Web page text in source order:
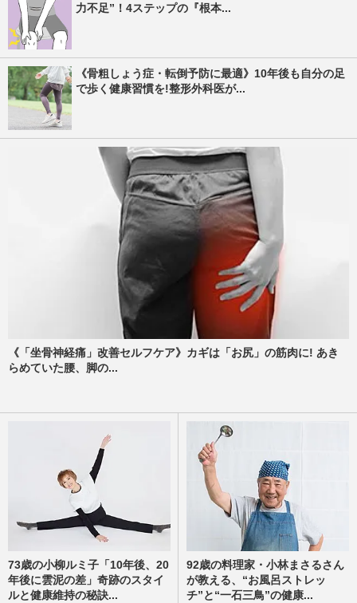
力不足”！4ステップの『根本...
《骨粗しょう症・転倒予防に最適》10年後も自分の足
で歩く健康習慣を!整形外科医が...
《「坐骨神経痛」改善セルフケア》カギは「お尻」の筋肉に! あき
らめていた腰、脚の...
73歳の小柳ルミ子「10年後、20
年後に雲泥の差」奇跡のスタイ
ルと健康維持の秘訣...
92歳の料理家・小林まさるさん
が教える、“お風呂ストレッ
チ”と“一石三鳥”の健康...